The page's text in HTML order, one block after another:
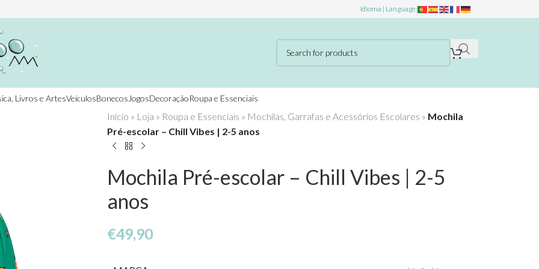
Idioma | Language:
Livros e ArtesVeículosBonecos JogosDecoraçãoRoupa e Essenciais
Início » Loja » Roupa e Essenciais » Mochilas, Garrafas e Acessórios Escolares » Mochila
Pré-escolar – Chill Vibes | 2-5 anos
Mochila Pré-escolar – Chill Vibes | 2-5
anos
€49,90